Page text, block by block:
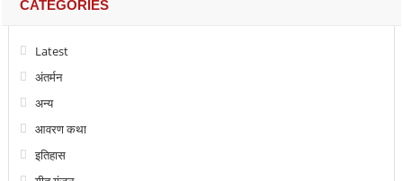
CATEGORIES
Latest
अंतर्मन
अन्य
आवरण कथा
इतिहास